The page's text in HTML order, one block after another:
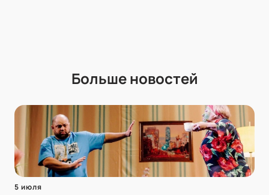
Больше новостей
5 июля